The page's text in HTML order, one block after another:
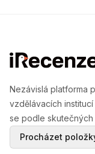
Nezávislá platforma
vzdělávacích
se podle skutečných
Procházet